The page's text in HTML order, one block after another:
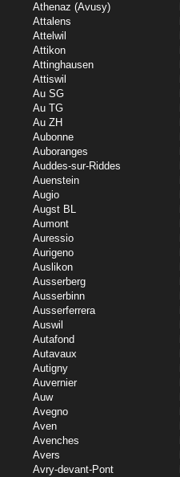
Athenaz (Avusy)
Attalens
Attelwil
Attikon
Attinghausen
Attiswil
Au SG
Au TG
Au ZH
Aubonne
Auboranges
Auddes-sur-Riddes
Auenstein
Augio
Augst BL
Aumont
Auressio
Aurigeno
Auslikon
Ausserberg
Ausserbinn
Ausserferrera
Auswil
Autafond
Autavaux
Autigny
Auvernier
Auw
Avegno
Aven
Avenches
Avers
Avry-devant-Pont